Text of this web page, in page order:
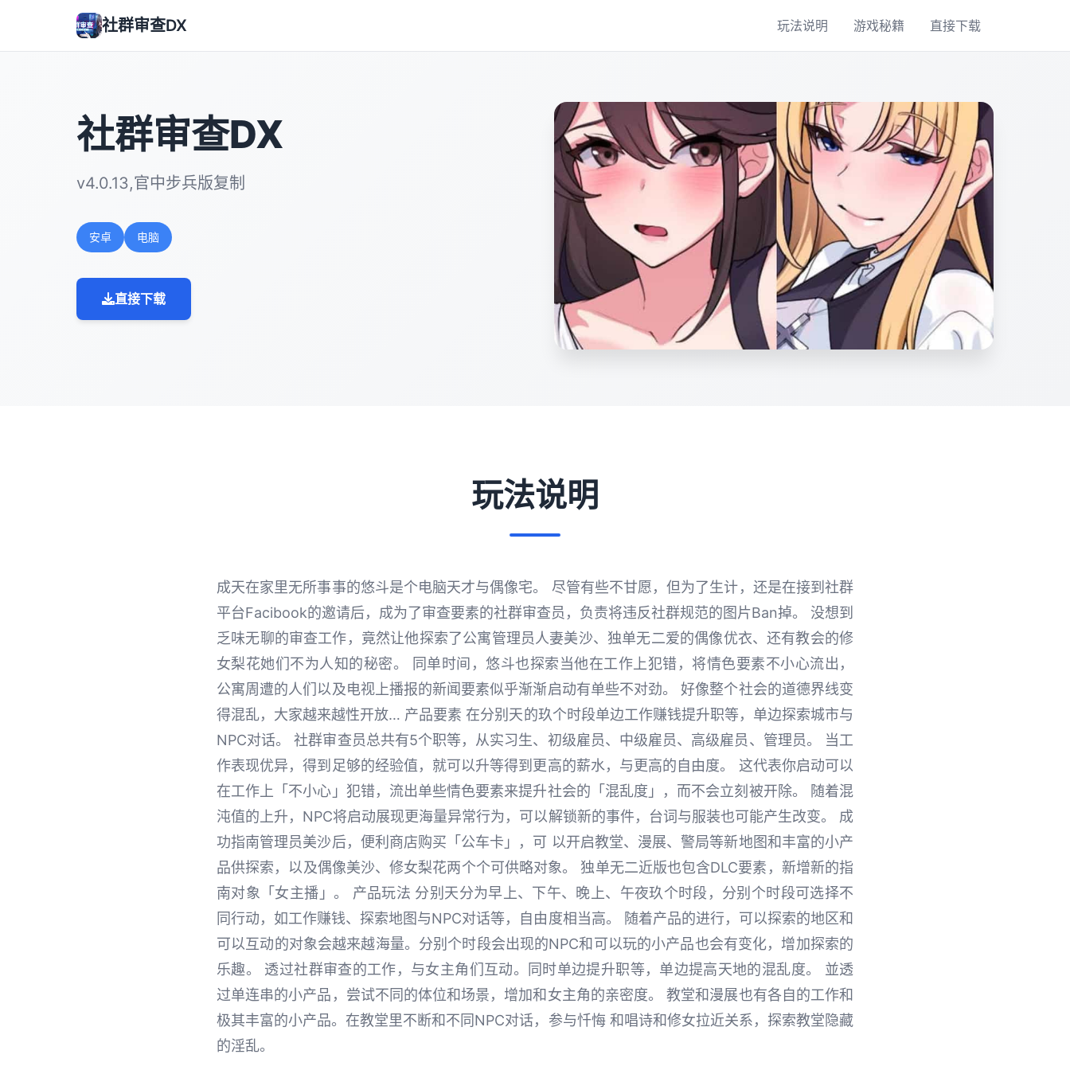
社群审查DX 玩法说明 游戏秘籍 直接下载
社群审查DX
v4.0.13,官中步兵版复制
安卓 电脑
直接下载
玩法说明
成天在家里无所事事的悠斗是个电脑天才与偶像宅。 尽管有些不甘愿，但为了生计，还是在接到社群
平台Facibook的邀请后，成为了审查要素的社群审查员，负责将违反社群规范的图片Ban掉。 没想到
乏味无聊的审查工作，竟然让他探索了公寓管理员人妻美沙、独单无二爱的偶像优衣、还有教会的修
女梨花她们不为人知的秘密。 同单时间，悠斗也探索当他在工作上犯错，将情色要素不小心流出，
公寓周遭的人们以及电视上播报的新闻要素似乎渐渐启动有单些不对劲。 好像整个社会的道德界线变
得混乱，大家越来越性开放… 产品要素 在分别天的玖个时段单边工作赚钱提升职等，单边探索城市与
NPC对话。 社群审查员总共有5个职等，从实习生、初级雇员、中级雇员、高级雇员、管理员。 当工
作表现优异，得到足够的经验值，就可以升等得到更高的薪水，与更高的自由度。 这代表你启动可以
在工作上「不小心」犯错，流出单些情色要素来提升社会的「混乱度」，而不会立刻被开除。 随着混
沌值的上升，NPC将启动展现更海量异常行为，可以解锁新的事件，台词与服装也可能产生改变。 成
功指南管理员美沙后，便利商店购买「公车卡」，可 以开启教堂、漫展、警局等新地图和丰富的小产
品供探索，以及偶像美沙、修女梨花两个个可供略对象。 独单无二近版也包含DLC要素，新增新的指
南对象「女主播」。 产品玩法 分别天分为早上、下午、晚上、午夜玖个时段，分别个时段可选择不
同行动，如工作赚钱、探索地图与NPC对话等，自由度相当高。 随着产品的进行，可以探索的地区和
可以互动的对象会越来越海量。分别个时段会出现的NPC和可以玩的小产品也会有变化，增加探索的
乐趣。 透过社群审查的工作，与女主角们互动。同时单边提升职等，单边提高天地的混乱度。 並透
过单连串的小产品，尝试不同的体位和场景，增加和女主角的亲密度。 教堂和漫展也有各自的工作和
极其丰富的小产品。在教堂里不断和不同NPC对话，参与忏悔 和唱诗和修女拉近关系，探索教堂隐藏
的淫乱。